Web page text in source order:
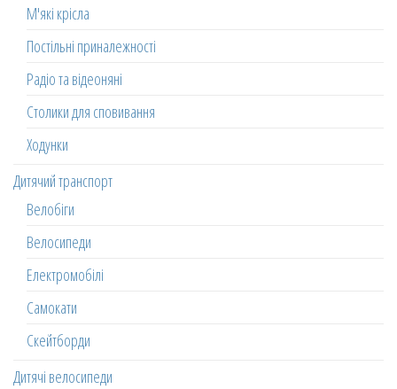
М'які крісла
Постільні приналежності
Радіо та відеоняні
Столики для сповивання
Ходунки
Дитячий транспорт
Велобіги
Велосипеди
Електромобілі
Самокати
Скейтборди
Дитячі велосипеди